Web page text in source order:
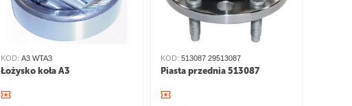
KOD: A3 WTA3
Łożysko koła A3
KOD: 513087 29513087
Piasta przednia 513087